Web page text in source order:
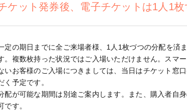
ケット発券後、電子チケットは1人1枚
定の期日までに全ご来場者様、1人1枚づつの分配を済
。複数枚持った状況ではご入場いただけません。スマ
いお客様のご入場につきましては、当日はチケット窓
く予定です。
配が可能な期間は別途ご案内します。また、購入者自
です。